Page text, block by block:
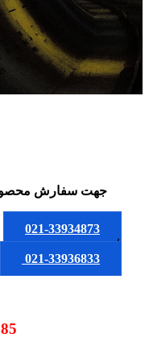
جهت سفارش
021-33934873
یا
021-33936833